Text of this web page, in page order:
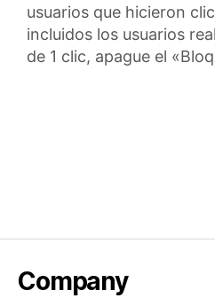
usuarios que hicieron
incluidos los usuarios
de 1 clic, apague el
Company